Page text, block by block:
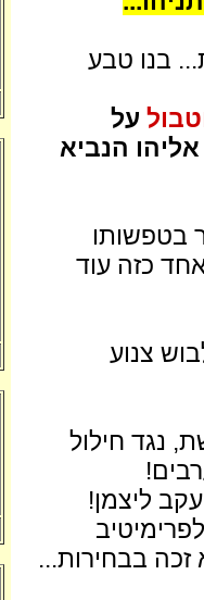
בנו טבע
על
הנביא
בטפשותו
אחד כזה עוד
צנוע
נגד חילול
ליצמן!
בבחירות...